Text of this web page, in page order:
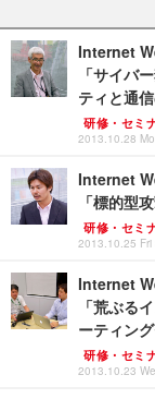
Internet
「サイバ
ティと通信
研修・セミ
2013.10.28
Internet
「標的型
研修・セミ
2013.10.25 Fri
Internet
「荒ぶる
ーティン
研修・セミ
2013.10.23